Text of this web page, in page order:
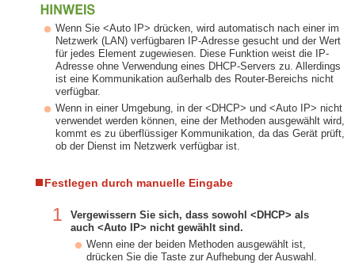
Wenn Sie <Auto IP> drücken, wird automatisch nach einer im
Netzwerk (LAN) verfügbaren IP-Adresse gesucht und der Wert
für jedes Element zugewiesen. Diese Funktion weist die IP-
Adresse ohne Verwendung eines DHCP-Servers zu. Allerdings
ist eine Kommunikation außerhalb des Router-Bereichs nicht
verfügbar.
Wenn in einer Umgebung, in der <DHCP> und <Auto IP> nicht
verwendet werden können, eine der Methoden ausgewählt wird,
kommt es zu überflüssiger Kommunikation, da das Gerät prüft,
ob der Dienst im Netzwerk verfügbar ist.
Festlegen durch manuelle Eingabe
1
Vergewissern Sie sich, dass sowohl <DHCP> als
auch <Auto IP> nicht gewählt sind.
Wenn eine der beiden Methoden ausgewählt ist,
drücken Sie die Taste zur Aufhebung der Auswahl.